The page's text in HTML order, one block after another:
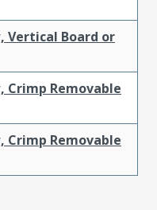
Vertical Board or
Crimp Removable
Crimp Removable